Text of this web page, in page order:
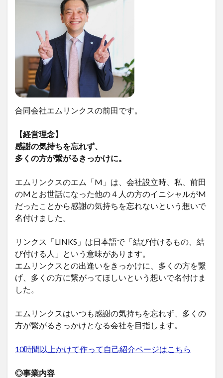
合同会社エムリンクスの前田です。
【経営理念】
感謝の気持ちを忘れず、
多くの方が繋がるきっかけに。
エムリンクスのエム「M」は、会社設立時、私、前田
のMとお世話になった他の４人の方のイニシャルがM
だったことから感謝の気持ちを忘れないという想いで
名付けました。
リンクス「LINKS」は日本語で「結び付けるもの、結
び付ける人」という意味があります。
エムリンクスとの出逢いをきっかけに、多くの方を繋
げ、多くの方に繋がってほしいという想いで名付けま
した。
エムリンクスはいつも感謝の気持ちを忘れず、多くの
方が繋がるきっかけとなる会社を目指します。
10時間以上かけて作って自己紹介ページはこちら
◎事業内容